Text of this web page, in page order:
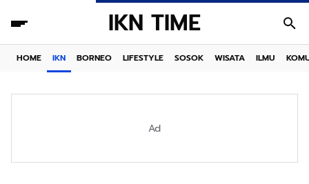
IKN TIME
HOME IKN BORNEO LIFESTYLE SOSOK WISATA ILMU
Ad